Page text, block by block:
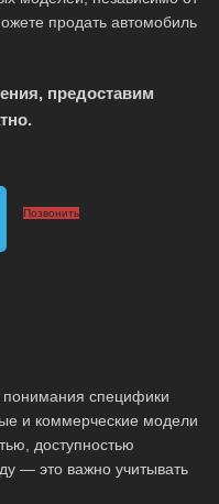
продать автомобиль
предоставим
Позвонить
специфики
и коммерческие модели
доступностью
— это важно учитывать